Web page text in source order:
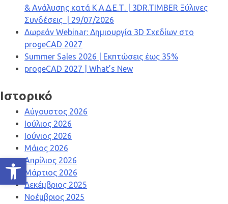
Ανοίξτε τη γραμμή εργαλείων
& Ανάλυσης κατά Κ.Α.Δ.Ε.Τ. | 3DR.TIMBER Ξύλινες
Συνδέσεις | 29/07/2026
Δωρεάν Webinar: Δημιουργία 3D Σχεδίων στο
progeCAD 2027
Summer Sales 2026 | Εκπτώσεις έως 35%
progeCAD 2027 | What’s New
Ιστορικό
Αύγουστος 2026
Ιούλιος 2026
Ιούνιος 2026
Μάιος 2026
Απρίλιος 2026
Μάρτιος 2026
Δεκέμβριος 2025
Νοέμβριος 2025